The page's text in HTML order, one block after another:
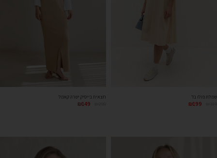
שמלת פולו בז’
₪199
חצאית בייסיק ישרה קאמל
₪149